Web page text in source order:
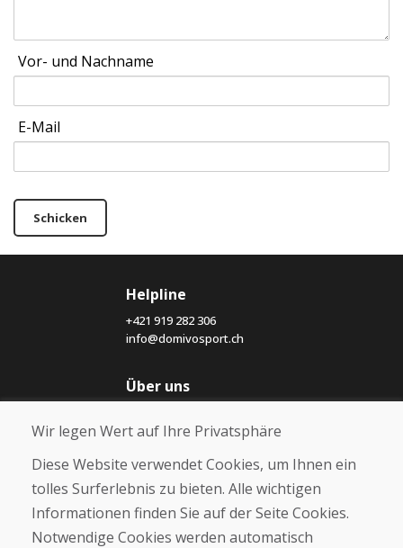
Vor- und Nachname
E-Mail
Schicken
Helpline
+421 919 282 306
info@domivosport.ch
Über uns
Über uns
Kontakt
Kaufen
E-Shop
Wir legen Wert auf Ihre Privatsphäre
Diese Website verwendet Cookies, um Ihnen ein
tolles Surferlebnis zu bieten. Alle wichtigen
Informationen finden Sie auf der Seite Cookies.
Notwendige Cookies werden automatisch